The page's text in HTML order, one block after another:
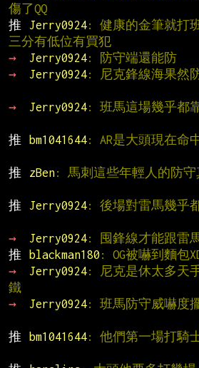
傷了QQ
推
Jerry0924: 健康的金筆就打
三分有低位有買犯
→
Jerry0924: 防守端還能防
→
Jerry0924: 尼克鋒線海果然
→
Jerry0924: 班馬這場幾乎都
推
bm1041644: AR是大頭現在命
推
zBen: 馬刺這些年輕人的防守
推
Jerry0924: 後場對雷馬幾乎
→
Jerry0924: 囤鋒線才能跟雷
推
blackman180 : OG被嚇到麵包
→
Jerry0924: 尼克是休太多天
鐵
→
Jerry0924: 班馬防守威嚇度
推
bm1041644: 他們第一場打騎